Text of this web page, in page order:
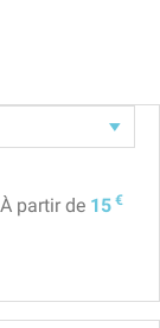
À partir de 15 €